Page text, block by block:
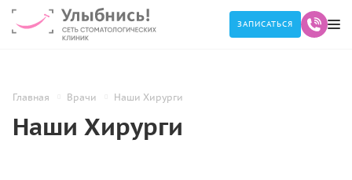
ЗАПИСАТЬСЯ
Главная Врачи Наши Хирурги
Наши Хирурги